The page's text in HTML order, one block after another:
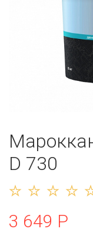
D 730
3 649 Р